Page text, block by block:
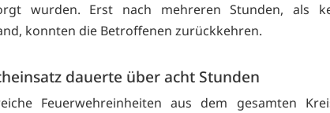
wurden. Erst nach mehreren Stunden, als
konnten die Betroffenen zurückkehren.
dauerte über acht Stunden
Feuerwehreinheiten aus dem gesamten